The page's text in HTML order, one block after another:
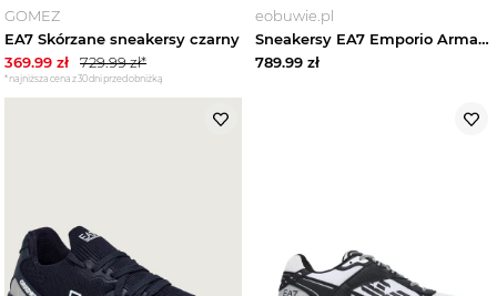
GOMEZ
EA7 Skórzane sneakersy czarny
369.99 zł 729.99zł*
*najniższa cena z 30 dni przed obniżką
eobuwie.pl
Sneakersy EA7 Emporio Armani 7X000656 AF13550 MZ210 Kolorowy
789.99 zł